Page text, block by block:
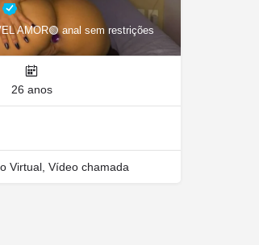
AMOR🟢 anal sem restrições
26 anos
Virtual, Vídeo chamada